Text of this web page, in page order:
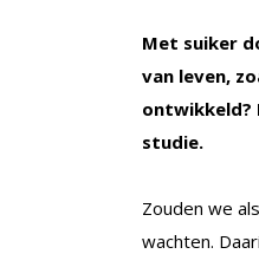
Met suiker
van leven,
ontwikkeld?
studie.
Zouden we
wachten.